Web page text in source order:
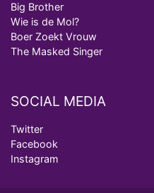
Big Brother
Wie is de Mol?
Boer Zoekt Vrouw
The Masked Singer
SOCIAL MEDIA
Twitter
Facebook
Instagram